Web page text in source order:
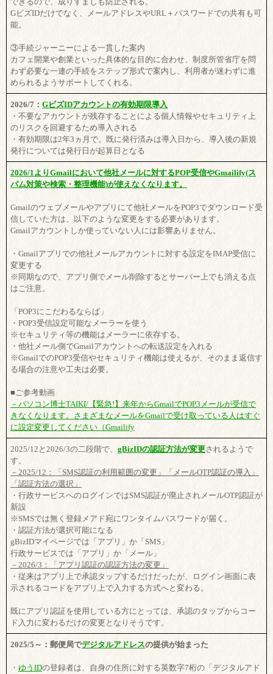
GビズIDだけでなく、メールアドレスやURL＋パスワードでの共有も可
能。
③手続ジャーニーによる一貫した案内
カフェ開業や創業といった具体的な目的に合わせ、制度所管省庁を問
わず必要な一連の手続をステップ形式で案内し、利用者が迷わずに進
められるようサポートしてくれる。
2026/7： GビズIDアカウントの有効期限導入
・不要なアカウントが残存することによる個人情報やセキュリティ上
のリスクを回避するため導入される
・有効期限は2年3ヵ月で。既に発行済みは導入日から、導入後の新規
発行については発行日が起算日となる
2026/1よりGmailにおいて他社メールに対するPOP受信やGmailify(ス
パム対策や検索・整理機能)が使えなくなります。
Gmailのウェブメールやアプリにて他社メールをPOP3でダウンロード受
信していた方は、以下のような変更をする必要があります。
Gmailアカウントしか使っていない人には影響ありません。
・Gmailアプリでの他社メールアカウントに対する設定をIMAP受信に
変更する
※同期なので、アプリ側でメール削除するとサーバー上でも消える点
はご注意。
「POP3にこだわるならば」
・POP3受信設定可能なメーラーを使う
※セキュリティ等の機能はメーラーに依存する。
・他社メール側でGmailアカウントへの転送設定を入れる
※GmailでのPOP3受信やセキュリティ機能は使えるが、そのまま返信す
る場合の注意や工夫は必要。
■ご参考動画
－パソコン博士TAIKI/【緊急!】来年からGmailでPOP3メールが受信で
きなくなります。さまざまなメールをGmailで受け取っている人はすぐ
に設定変更してください（Gmailify
2025/12と2026/3の二段階で、 gBizIDの認証方法が変更されるようで
す。
－2025/12：「SMS認証の利用範囲の変更」「メールOTP認証の導入」
「認証方法の選択」
・行政サービスへのログインではSMS認証が廃止されメールOTP認証が
新設
※SMSでは無く登録メアド宛にワンタイムパスワードが届く。
・認証方法が選択可能になる
gBizIDマイページでは「アプリ」か「SMS」
行政サービスでは「アプリ」か「メール」
－2026/3：「アプリ認証の認証方法の変更」
・従来はアプリ上で承認タップするだけだったが、ログイン画面に表
示されるコードをアプリ上で入力する方式へと変わる。
既にアプリ認証を使用している方にとっては、承認のタップからコー
ド入力に変わるだけの変更となりそうです。
2025/5～：郵便局でデジタルアドレスの提供が始まった
・ ゆうIDの登録者は、自身の住所に対する英数字7桁の「デジタルアド